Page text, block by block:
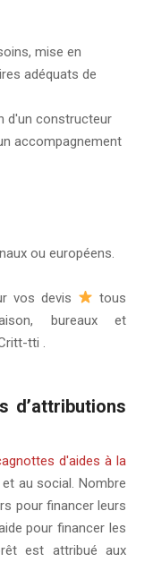
mise en
adéquats de
d'un constructeur
accompagnement
ou européens.
vos devis
tous
bureaux et
tti .
d’attributions
d'aides à la
au social. Nombre
pour financer leurs
pour financer les
est attribué aux